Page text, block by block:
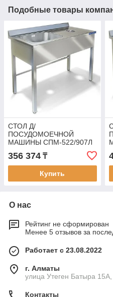
Подобные товары
СТОЛ Д/
ПОСУДОМОЕЧНОЙ
МАШИНЫ СПМ-522/907Л
356 374 ₸
Купить
О нас
Рейтинг не сформирован
Менее 5 отзывов за
Работает с 23.08.2022
г. Алматы
улица Утеген Батыра
Контакты